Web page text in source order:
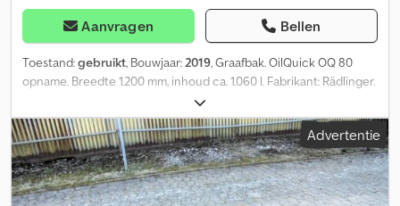
Aanvragen Bellen
Toestand:gebruikt, Bouwjaar: 2019, Graafbak. OilQuick OQ 80
opname. Breedte 1.200 mm, inhoud ca. 1.060 l. Fabrikant: Rädlinger.
Zeer goede staat. Dkjdowkrxaspfx An Eer = Verdere informatie =
Toepassing: Bouw Leeggewicht: 838 kg CE-markering: ja Land van
productie: DE Neem contact op met Jan-Marc Schwickert voor
meer informatie.
Advertentie